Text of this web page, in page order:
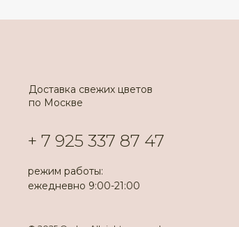
Доставка свежих цветов
по Москве
+ 7 925 337 87 47
режим работы:
ежедневно 9:00-21:00